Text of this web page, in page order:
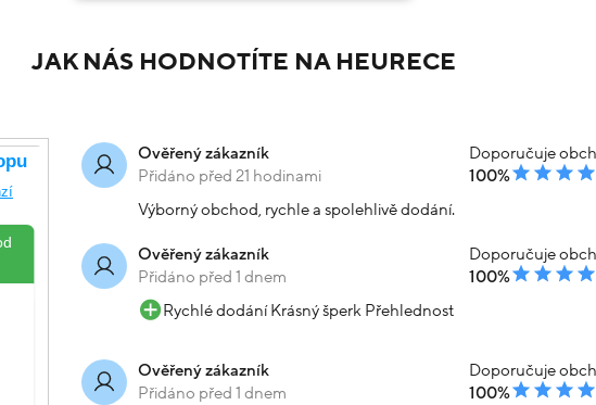
JAK NÁS HODNOTÍTE NA HEURECE
Ověřený zákazník
Přidáno před 21 hodinami
Doporučuje
100%
Výborný obchod, rychle a spolehlivě dodání.
Ověřený zákazník
Přidáno před 1 dnem
Doporučuje
100%
Rychlé dodání Krásný šperk Přehlednost
Ověřený zákazník
Přidáno před 1 dnem
Doporučuje
100%